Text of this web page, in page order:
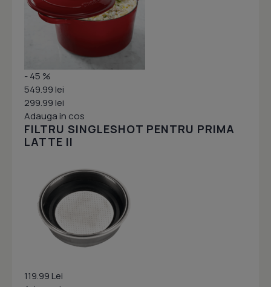
- 45 %
549.99 lei
299.99 lei
Adauga in cos
FILTRU SINGLESHOT PENTRU PRIMA
LATTE II
119.99 Lei